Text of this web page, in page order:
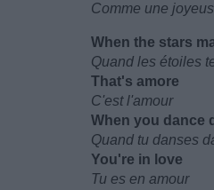
Comme une
When the stars
Quand les étoiles
That's amore
C'est l'amour
When you dance
Quand tu danses
You're in love
Tu es en amour